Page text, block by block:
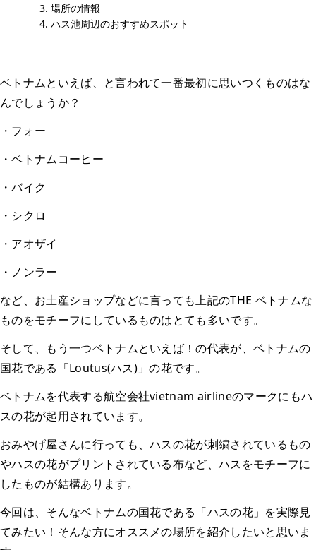
場所の情報
ハス池周辺のおすすめスポット
ベトナムといえば、と言われて一番最初に思いつくものはな
んでしょうか？
・フォー
・ベトナムコーヒー
・バイク
・シクロ
・アオザイ
・ノンラー
など、お土産ショップなどに言っても上記のTHE ベトナムな
ものをモチーフにしているものはとても多いです。
そして、もう一つベトナムといえば！の代表が、ベトナムの
国花である「Loutus(ハス)」の花です。
ベトナムを代表する航空会社vietnam airlineのマークにもハ
スの花が起用されています。
おみやげ屋さんに行っても、ハスの花が刺繍されているもの
やハスの花がプリントされている布など、ハスをモチーフに
したものが結構あります。
今回は、そんなベトナムの国花である「ハスの花」を実際見
てみたい！そんな方にオススメの場所を紹介したいと思いま